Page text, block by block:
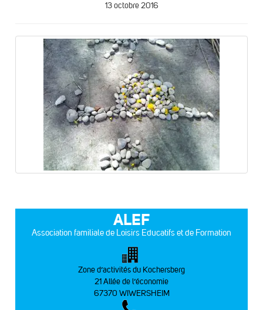
13 octobre 2016
ALEF
Association familiale de Loisirs Educatifs et de Formation
Zone d’activités du Kochersberg
21 Allée de l’économie
67370 WIWERSHEIM